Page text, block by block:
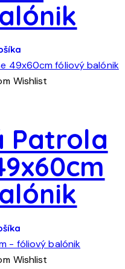
na
stránke
produkt
má
Možnosti
si
môžete
vybrať
na
stránke
Wishlist
Patrola
produkt
má
Wishlist